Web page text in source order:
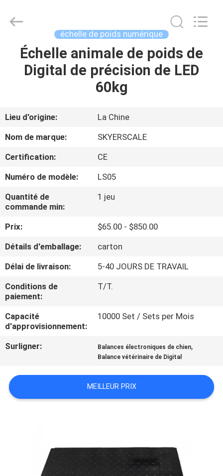
PRODUITS
VIDÉOS
À
PROPOS
NOUS
VISITE
DE
L'USINE
CONTRÔLE
DE
QUALITÉ
AFFAIRES
Co.,Limited.
échelle de poids numérique
Échelle animale de poids de
Digital de précision de LED
60kg
Lieu d'origine:
La Chine
Nom de marque:
SKYERSCALE
Certification:
CE
Numéro de modèle:
LS05
Quantité de
commande min:
1 jeu
Prix:
$65.00 - $850.00
Détails d'emballage:
carton
Délai de livraison:
5-40 JOURS DE TRAVAIL
Conditions de
paiement:
T/T.
Capacité
d'approvisionnement:
10000 Set / Sets per Mois
Surligner: Balances électroniques de chien,
Balance vétérinaire de Digital
MEILLEUR PRIX